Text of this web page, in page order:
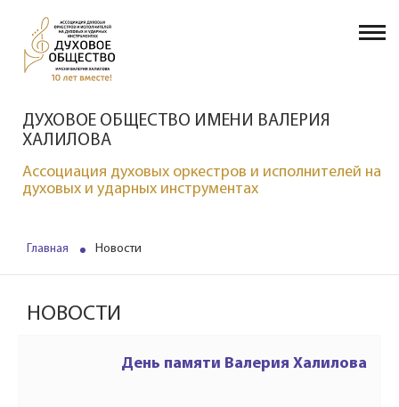
ДУХОВОЕ ОБЩЕСТВО ИМЕНИ ВАЛЕРИЯ
ХАЛИЛОВА
Ассоциация духовых оркестров и исполнителей на
духовых и ударных инструментах
Главная Новости
НОВОСТИ
День памяти Валерия Халилова